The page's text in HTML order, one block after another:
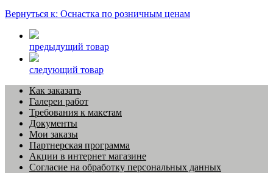
Вернуться к: Оснастка по розничным ценам
предыдущий товар
следующий товар
Как заказать
Галереи работ
Требования к макетам
Документы
Мои заказы
Партнерская программа
Акции в интернет магазине
Согласие на обработку персональных данных